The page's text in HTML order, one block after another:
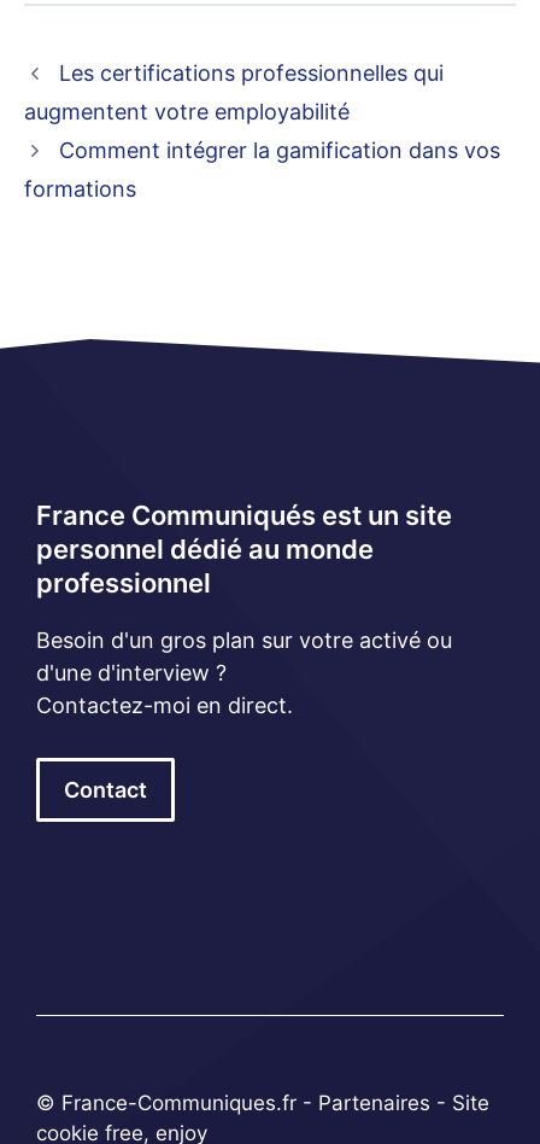
Les certifications professionnelles qui
augmentent votre employabilité
Comment intégrer la gamification dans vos
formations
France Communiqués est un site
personnel dédié au monde
professionnel
Besoin d'un gros plan sur votre activé ou
d'une d'interview ?
Contactez-moi en direct.
Contact
© France-Communiques.fr - Partenaires - Site
cookie free, enjoy